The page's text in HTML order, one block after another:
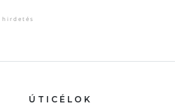
ÚTICÉLOK